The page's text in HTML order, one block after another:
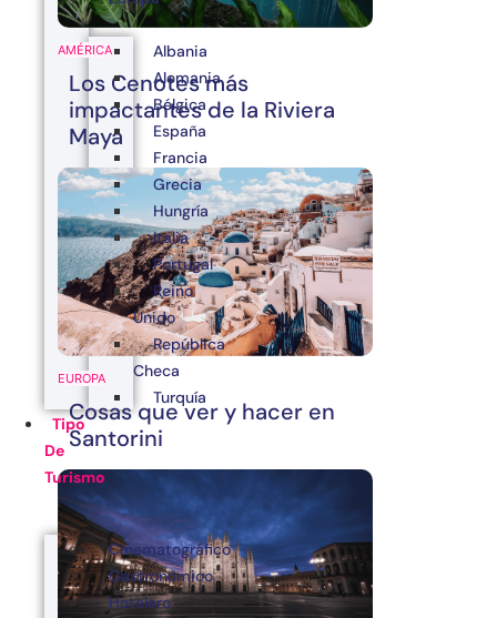
AMÉRICA
Los Cenotes más
impactantes de la Riviera
Maya
EUROPA
Cosas que ver y hacer en
Santorini
Albania
Alemania
Bélgica
España
Francia
Grecia
Hungría
Italia
Portugal
Reino
Unido
República
Checa
Turquía
Tipo
De
Turismo
Cinematográfico
Gastronómico
Hotelero